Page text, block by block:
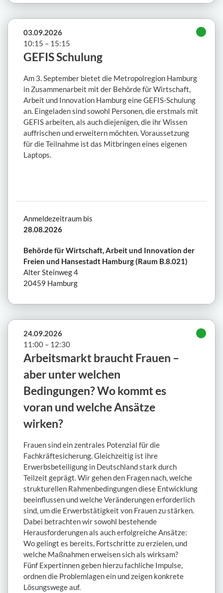
03.09.2026
10:15 – 15:15
GEFIS Schulung
Am 3. September bietet die Metropolregion Hamburg
in Zusammenarbeit mit der Behörde für Wirtschaft,
Arbeit und Innovation Hamburg eine GEFIS-Schulung
an. Eingeladen sind sowohl Personen, die erstmals mit
GEFIS arbeiten, als auch diejenigen, die ihr Wissen
auffrischen und erweitern möchten. Voraussetzung
für die Teilnahme ist das Mitbringen eines eigenen
Laptops.
Anmeldezeitraum bis
28.08.2026
Behörde für Wirtschaft, Arbeit und Innovation der
Freien und Hansestadt Hamburg (Raum B.8.021)
Alter Steinweg 4
20459 Hamburg
24.09.2026
11:00 – 12:30
Arbeitsmarkt braucht Frauen –
aber unter welchen
Bedingungen? Wo kommt es
voran und welche Ansätze
wirken?
Frauen sind ein zentrales Potenzial für die
Fachkräftesicherung. Gleichzeitig ist ihre
Erwerbsbeteiligung in Deutschland stark durch
Teilzeit geprägt. Wir gehen den Fragen nach, welche
strukturellen Rahmenbedingungen diese Entwicklung
beeinflussen und welche Veränderungen erforderlich
sind, um die Erwerbstätigkeit von Frauen zu stärken.
Dabei betrachten wir sowohl bestehende
Herausforderungen als auch erfolgreiche Ansätze:
Wo gelingt es bereits, Fortschritte zu erzielen, und
welche Maßnahmen erweisen sich als wirksam?
Fünf Expertinnen geben hierzu fachliche Impulse,
ordnen die Problemlagen ein und zeigen konkrete
Lösungswege auf.